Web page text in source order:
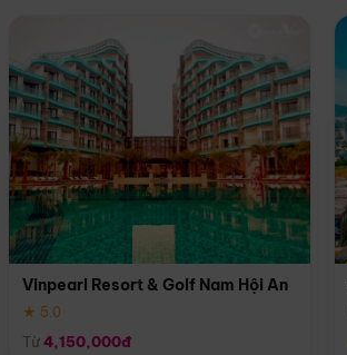
Vinpearl Resort & Golf Nam Hội An
★ 5.0
Từ4,150,000đ